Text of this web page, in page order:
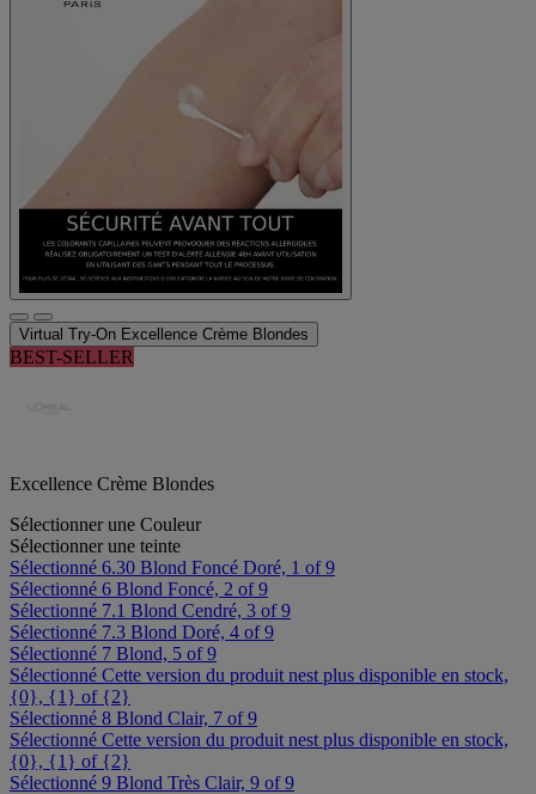
Virtual Try-On Excellence Crème Blondes
BEST-SELLER
Excellence Crème Blondes
Sélectionner une Couleur
Sélectionner une teinte
Sélectionné 6.30 Blond Foncé Doré, 1 of 9
Sélectionné 6 Blond Foncé, 2 of 9
Sélectionné 7.1 Blond Cendré, 3 of 9
Sélectionné 7.3 Blond Doré, 4 of 9
Sélectionné 7 Blond, 5 of 9
Sélectionné Cette version du produit nest plus disponible en stock,
{0}, {1} of {2}
Sélectionné 8 Blond Clair, 7 of 9
Sélectionné Cette version du produit nest plus disponible en stock,
{0}, {1} of {2}
Sélectionné 9 Blond Très Clair, 9 of 9